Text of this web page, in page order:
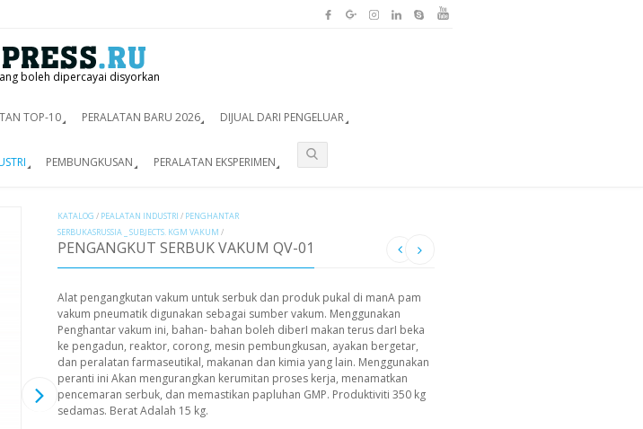
boleh dipercayai disyorkan
TOP-10 PERALATAN BARU 2026 DIJUAL DARI PENGELUAR
PEMBUNGKUSAN PERALATAN EKSPERIMEN
KATALOG / PEALATAN INDUSTRI / PENGHANTAR
SERBUKASRUSSIA _ SUBJECTS. KGM VAKUM /
PENGANGKUT SERBUK VAKUM QV-01
Alat pengangkutan vakum untuk serbuk dan produk pukal di manA pam
vakum pneumatik digunakan sebagai sumber vakum. Menggunakan
Penghantar vakum ini, bahan- bahan boleh diberI makan terus darI beka
ke pengadun, reaktor, corong, mesin pembungkusan, ayakan bergetar,
dan peralatan farmaseutikal, makanan dan kimia yang lain. Menggunakan
peranti ini Akan mengurangkan kerumitan proses kerja, menamatkan
pencemaran serbuk, dan memastikan papluhan GMP. Produktiviti 350 kg
sedamas. Berat Adalah 15 kg.